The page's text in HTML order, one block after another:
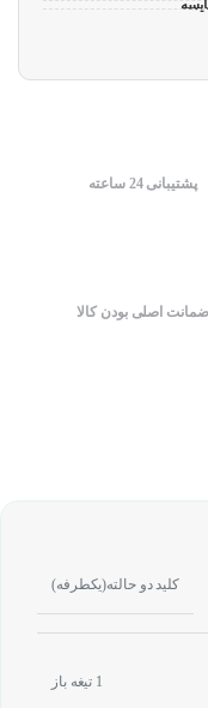
پشتیبانی 24 ساعته
ضمانت اصلی بودن کالا
کلید دو حالته(یکطرفه)
1 تیغه باز